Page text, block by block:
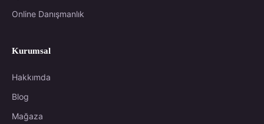
Online Danışmanlık
Kurumsal
Hakkımda
Blog
Mağaza